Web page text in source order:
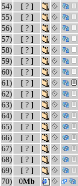
54)
[ ? ]
55)
[ ? ]
56)
[ ? ]
57)
[ ? ]
58)
[ ? ]
59)
[ ? ]
60)
[ ? ]
61)
[ ? ]
62)
[ ? ]
63)
[ ? ]
64)
[ ? ]
65)
[ ? ]
66)
[ ? ]
67)
[ ? ]
68)
[ ? ]
69)
[ ? ]
70)
0Mb